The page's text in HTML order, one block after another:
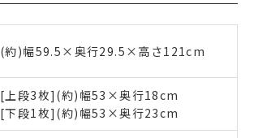
(約)幅59.5×奥行29.5×高さ121cm
[上段3枚](約)幅53×奥行18cm
[下段1枚](約)幅53×奥行23cm